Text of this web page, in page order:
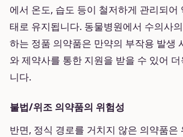
에서 온도, 습도 등이 철저하게 관리되어
태로 유지됩니다. 동물병원에서 수의사
하는 정품 의약품은 만약의 부작용 발생
와 제약사를 통한 지원을 받을 수 있어
니다.
불법/위조 의약품의 위험성
반면, 정식 경로를 거치지 않은 의약품은